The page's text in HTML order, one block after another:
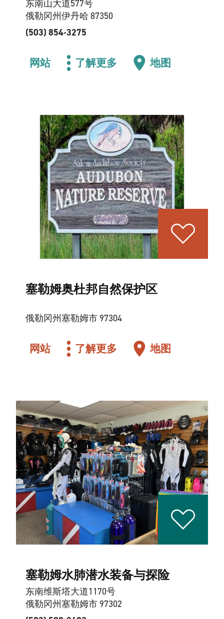
东南山大道577号
俄勒冈州伊丹哈 87350
(503) 854-3275
网站 了解更多 地图
塞勒姆奥杜邦自然保护区
俄勒冈州塞勒姆市 97304
网站 了解更多 地图
塞勒姆水肺潜水装备与探险
东南维斯塔大道1170号
俄勒冈州塞勒姆市 97302